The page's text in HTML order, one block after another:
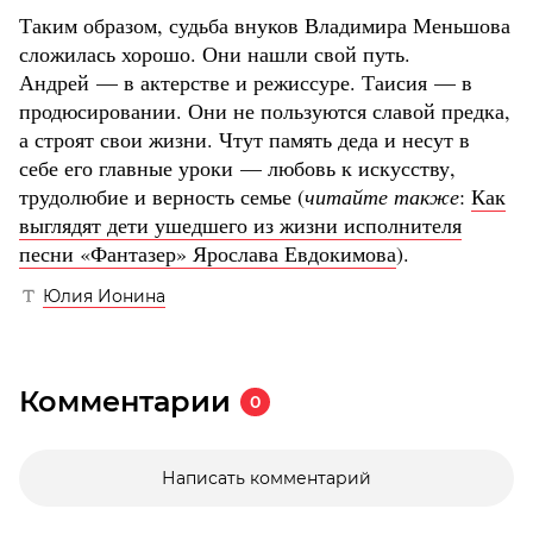
Таким образом, судьба внуков Владимира Меньшова
сложилась хорошо. Они нашли свой путь.
Андрей — в актерстве и режиссуре. Таисия — в
продюсировании. Они не пользуются славой предка,
а строят свои жизни. Чтут память деда и несут в
себе его главные уроки — любовь к искусству,
трудолюбие и верность семье (читайте также: Как
выглядят дети ушедшего из жизни исполнителя
песни «Фантазер» Ярослава Евдокимова).
Юлия Ионина
Комментарии 0
Написать комментарий